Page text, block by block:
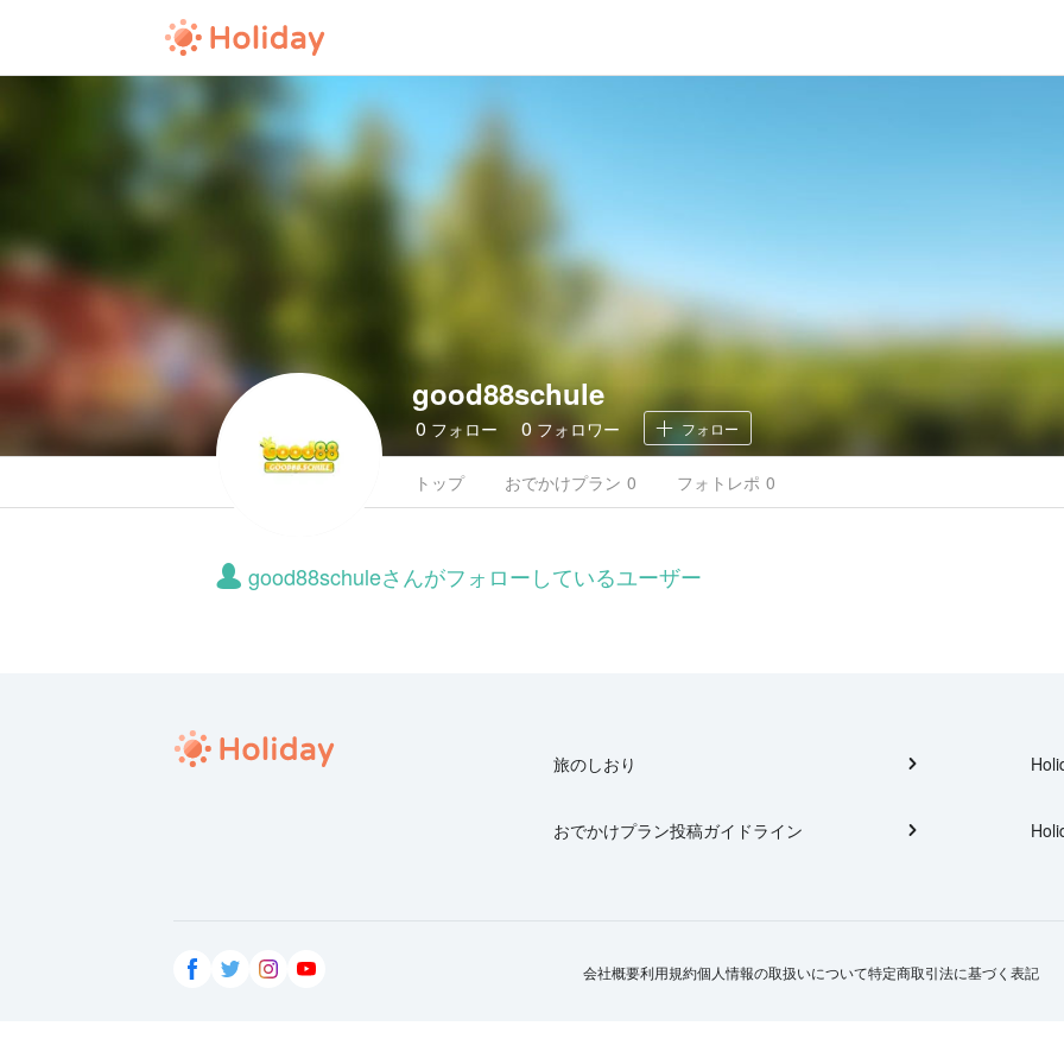
good88schule
0 フォロー 0 フォロワー フォロー
トップ おでかけプラン 0 フォトレポ 0
good88schuleさんがフォローしているユーザー
旅のしおり
おでかけプラン投稿ガイドライン
会社概要利用規約個人情報の取扱いについて特定商取引法に基づく表記